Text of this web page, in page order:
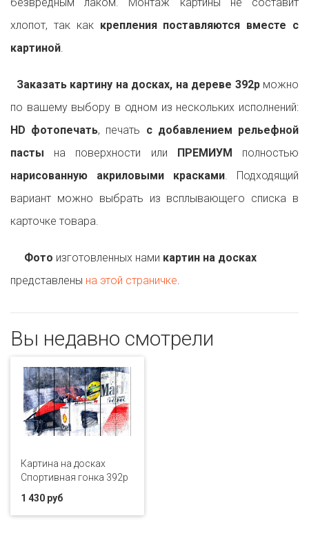
хлопот, так как крепления поставляются вместе с
картиной.
Заказать картину на досках, на дереве 392pможно
по вашему выбору в одном из нескольких исполнений:
HD фотопечать, печать с добавлением рельефной
пасты на поверхности или ПРЕМИУМ
полностью
нарисованную акриловыми красками. Подходящий
вариант можно выбрать из всплывающего списка в
карточке товара.
Фото изготовленных нами картин на досках
представлены на этой страничке.
Вы недавно смотрели
Картина на досках
Спортивная гонка 392p
1 430 руб